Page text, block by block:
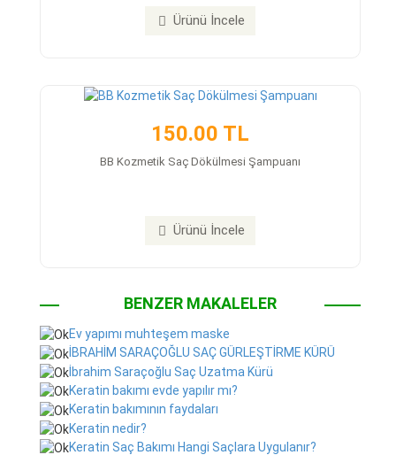
Ürünü İncele
150.00 TL
BB Kozmetik Saç Dökülmesi Şampuanı
Ürünü İncele
BENZER MAKALELER
Ev yapımı muhteşem maske
İBRAHİM SARAÇOĞLU SAÇ GÜRLEŞTİRME KÜRÜ
İbrahim Saraçoğlu Saç Uzatma Kürü
Keratin bakımı evde yapılır mı?
Keratin bakımının faydaları
Keratin nedir?
Keratin Saç Bakımı Hangi Saçlara Uygulanır?